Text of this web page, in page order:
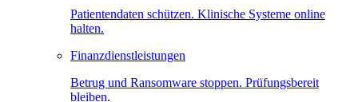
Patientendaten schützen. Klinische Systeme online
halten.
Finanzdienstleistungen
Betrug und Ransomware stoppen. Prüfungsbereit
bleiben.